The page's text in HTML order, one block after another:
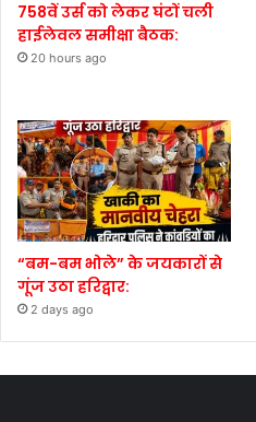
758वें उर्स को लेकर घंटों चली
हाईलेवल समीक्षा बैठक:
20 hours ago
“बम-बम भोले” के जयकारों से
गूंज उठा हरिद्वार:
2 days ago